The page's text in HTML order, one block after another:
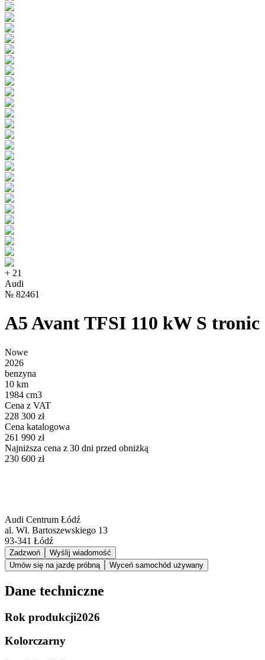
+ 21
Audi
№ 82461
A5 Avant TFSI 110 kW S tronic
Nowe
2026
benzyna
10 km
1984 cm3
Cena z VAT
228 300 zł
Cena katalogowa
261 990 zł
Najniższa cena z 30 dni przed obniżką
230 600 zł
Audi Centrum Łódź
al. Wł. Bartoszewskiego 13
93-341 Łódź
Zadzwoń
Wyślij wiadomość
Umów się na jazdę próbną
Wyceń samochód używany
Dane techniczne
Rok produkcji2026
Kolorczarny